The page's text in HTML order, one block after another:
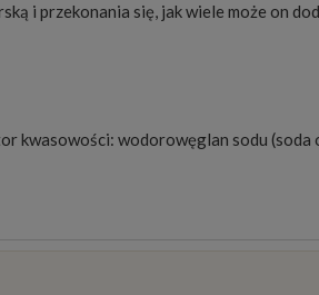
i przekonania się, jak wiele może on
kwasowości: wodorowęglan sodu (soda